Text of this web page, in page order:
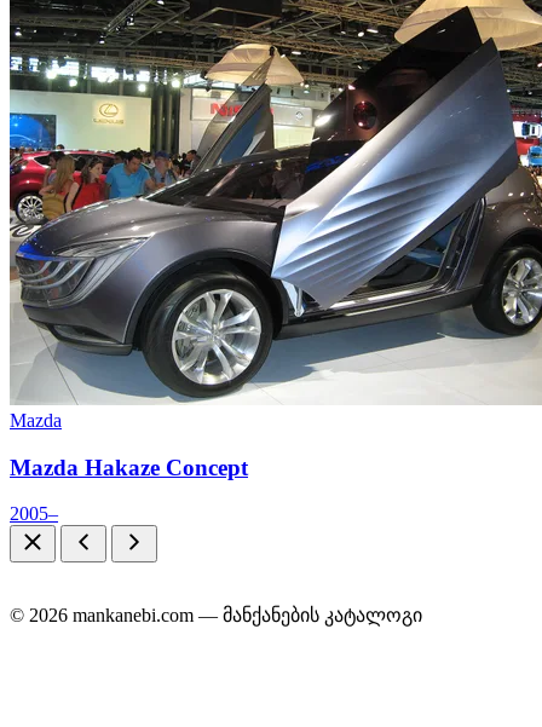
Mazda
Mazda Hakaze Concept
2005–
© 2026 mankanebi.com — მანქანების კატალოგი